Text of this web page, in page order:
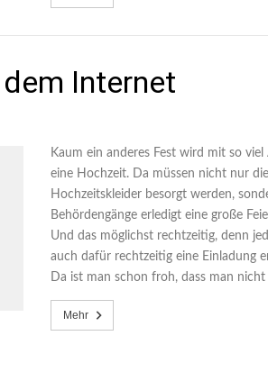
Internet
Kaum ein anderes Fest wird mit so
eine Hochzeit. Da müssen nicht nur
Hochzeitskleider besorgt werden,
Behördengänge erledigt eine große
Und das möglichst rechtzeitig, denn
auch dafür rechtzeitig eine Einladung
Da ist man schon froh, dass man
Mehr